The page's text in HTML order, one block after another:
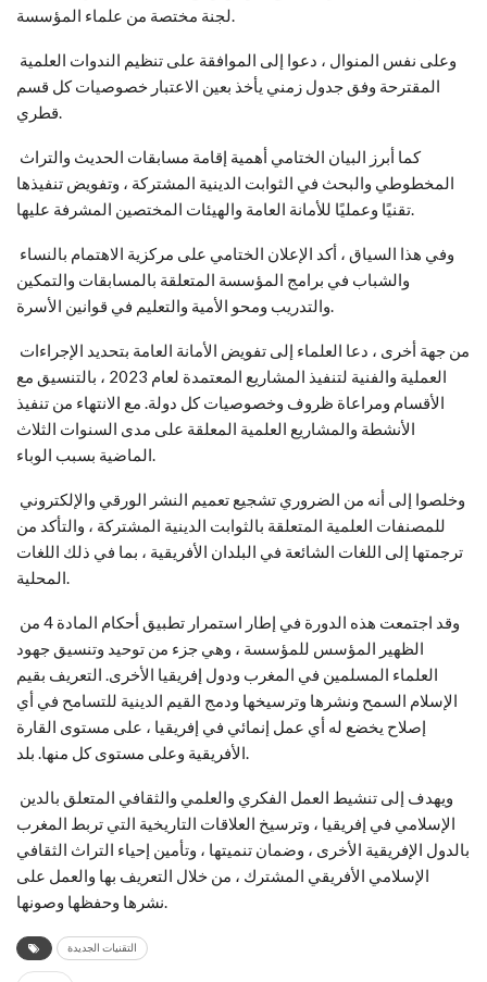
لجنة مختصة من علماء المؤسسة.
المقترحة وفق جدول زمني يأخذ بعين الاعتبار خصوصيات كل قسم
قطري.
المخطوطي والبحث في الثوابت الدينية المشتركة ، وتفويض تنفيذها
تقنيًا وعمليًا للأمانة العامة والهيئات المختصين المشرفة عليها.
والشباب في برامج المؤسسة المتعلقة بالمسابقات والتمكين
والتدريب ومحو الأمية والتعليم في قوانين الأسرة.
العملية والفنية لتنفيذ المشاريع المعتمدة لعام 2023 ، بالتنسيق مع
الأقسام ومراعاة ظروف وخصوصيات كل دولة. مع الانتهاء من تنفيذ
الأنشطة والمشاريع العلمية المعلقة على مدى السنوات الثلاث
الماضية بسبب الوباء.
للمصنفات العلمية المتعلقة بالثوابت الدينية المشتركة ، والتأكد من
ترجمتها إلى اللغات الشائعة في البلدان الأفريقية ، بما في ذلك اللغات
المحلية.
الظهير المؤسس للمؤسسة ، وهي جزء من توحيد وتنسيق جهود
العلماء المسلمين في المغرب ودول إفريقيا الأخرى. التعريف بقيم
الإسلام السمح ونشرها وترسيخها ودمج القيم الدينية للتسامح في أي
إصلاح يخضع له أي عمل إنمائي في إفريقيا ، على مستوى القارة
الأفريقية وعلى مستوى كل منها. بلد.
الإسلامي في إفريقيا ، وترسيخ العلاقات التاريخية التي تربط المغرب
بالدول الإفريقية الأخرى ، وضمان تنميتها ، وتأمين إحياء التراث الثقافي
الإسلامي الأفريقي المشترك ، من خلال التعريف بها والعمل على
نشرها وحفظها وصونها.
التقنيات الجديدة